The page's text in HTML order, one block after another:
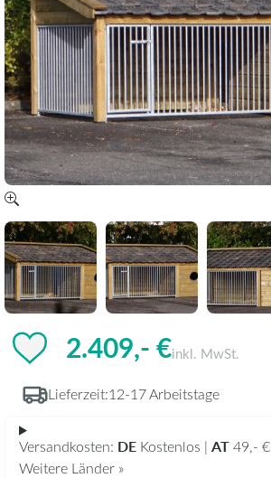
2.409,- €inkl. MwSt.
Lieferzeit:12-17 Arbeitstage
Versandkosten: DE Kostenlos | AT49,- €
Weitere Länder »